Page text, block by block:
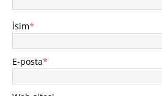
İsim*
E-posta*